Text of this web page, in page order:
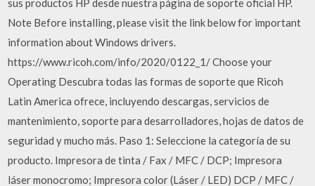
sus productos HP desde nuestra página de soporte oficial HP.
Note Before installing, please visit the link below for important
information about Windows drivers.
https://www.ricoh.com/info/2020/0122_1/ Choose your
Operating Descubra todas las formas de soporte que Ricoh
Latin America ofrece, incluyendo descargas, servicios de
mantenimiento, soporte para desarrolladores, hojas de datos de
seguridad y mucho más. Paso 1: Seleccione la categoría de su
producto. Impresora de tinta / Fax / MFC / DCP; Impresora
láser monocromo; Impresora color (Láser / LED) DCP / MFC /